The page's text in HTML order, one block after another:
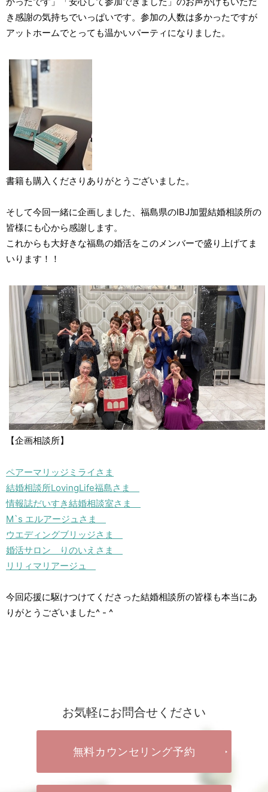
き感謝の気持ちでいっぱいです。参加の人数は多かったですが
アットホームでとっても温かいパーティになりました。
書籍も購入くださりありがとうございました。
そして今回一緒に企画しました、福島県のIBJ加盟結婚相談所の
皆様にも心から感謝します。
これからも大好きな福島の婚活をこのメンバーで盛り上げてま
いります！！
【企画相談所】
ペアーマリッジミライさま
結婚相談所LovingLife福島さま
情報誌だいすき結婚相談室さま
M`s エルアージュさま
ウエディングブリッジさま
婚活サロン りのいえさま
リリィマリアージュ
今回応援に駆けつけてくださった結婚相談所の皆様も本当にあ
りがとうございました^ - ^
お気軽にお問合せください
無料カウンセリング予約